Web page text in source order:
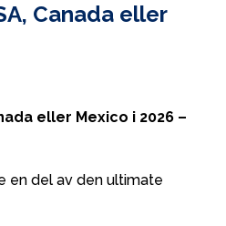
Canada eller
eller Mexico i 2026 –
en del av den ultimate